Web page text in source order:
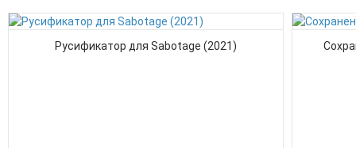
Русификатор для Sabotage (2021)